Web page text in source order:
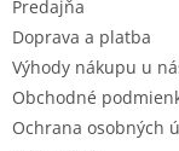
Predajňa
Doprava a platba
Výhody nákupu u
Obchodné
Ochrana osobných